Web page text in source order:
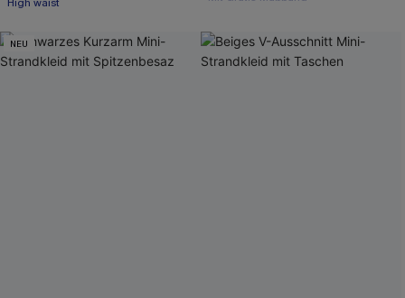
NEU